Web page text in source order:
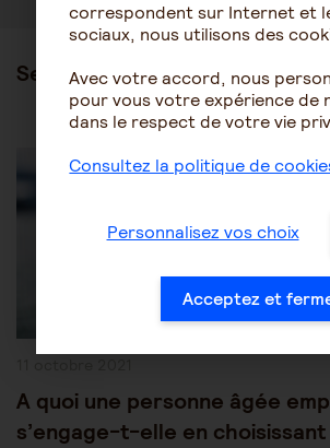
Ses articles
Category:
A quoi une personne âgée
s’engage-t-elle en choisissant
correspondent sur Internet et
sociaux, nous utilisons des
Avec votre accord, nous
pour vous votre expérience de
dans le respect de votre vie
Consultez la politique de
Personnalisez vos choix
Acceptez et